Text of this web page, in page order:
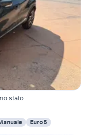
stato
Euro 5